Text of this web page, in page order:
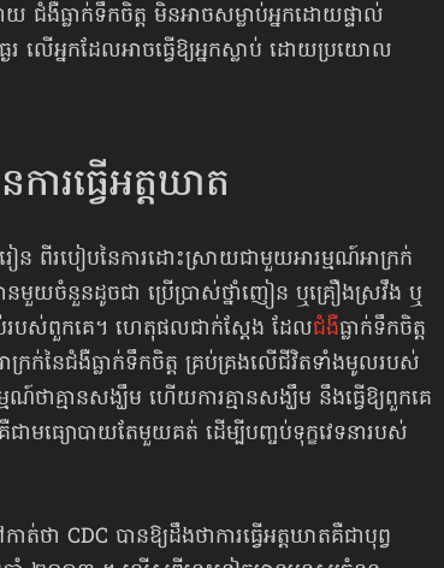
ធ្លាក់ទឹកចិត្ត មិនអាចសម្លាប់អ្នក​ដោយផ្ទាល់
លើអ្នកដែលអាចធ្វើឱ្យអ្នកស្លាប់ ដោយប្រយោល​
ារធ្វើអត្តឃាត
ន ពីរបៀប​នៃការដោះស្រាយ​ជាមួយអារម្មណ៍អាក្រក់​
នមួយចំនួនដូចជា ប្រើប្រាស់ថ្នាំញៀន ឬគ្រឿងស្រវឹង ឬ
ប់របស់ពួកគេ។ ហេតុផលជាក់ស្តែង ដែលជំងឺធ្លាក់​ទឹកចិត្ត​
រក់នៃជំងឺធ្លាក់ទឹកចិត្ត គ្រប់គ្រងលើជីវិតទាំងមូល​របស់​
ណ៍ថាគ្មានសង្ឃឹម ហើយការគ្មានសង្ឃឹម នឹងធ្វើឱ្យពួកគេ​
ាមធ្យោបាយតែមួយគត់ ដើម្បីបញ្ចប់ទុក្ខវេទនា​របស់​
ា CDC បានឱ្យដឹងថាការធ្វើអត្តឃាត​គឺជា​បុព្វ